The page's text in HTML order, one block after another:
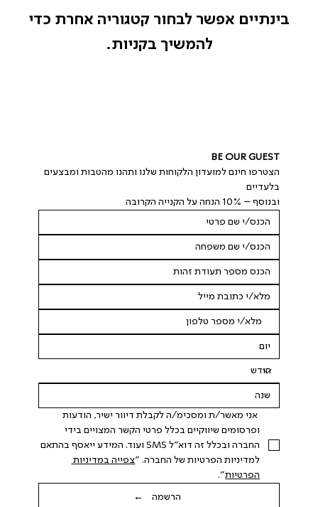
בינתיים אפשר לבחור קטגוריה אחרת כדי
להמשיך בקניות.
BE OUR GUEST
הצטרפו חינם למועדון הלקוחות שלנו ותהנו מהטבות ומבצעים
בלעדיים
ובנוסף – 10% הנחה על הקנייה הקרובה
אני מאשר/ת ומסכימ/ה לקבלת דיוור ישיר, הודעות
החברה ובכלל זה דוא"ל SMS ועוד. המידע ייאסף בהתאם
למדיניות הפרטיות של החברה. "
צפייה במדיניות
הפרטיות".
הרשמה ←